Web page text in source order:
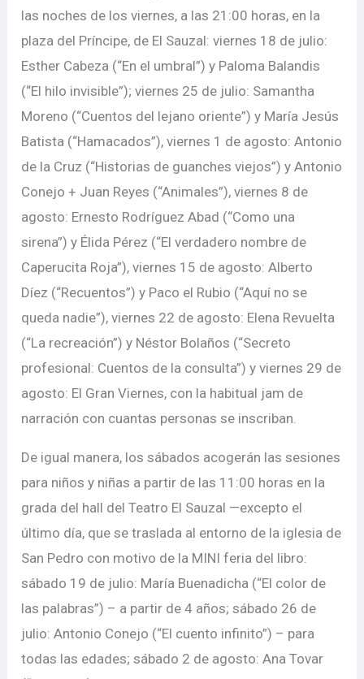
las noches de los viernes, a las 21:00 horas, en la
plaza del Príncipe, de El Sauzal: viernes 18 de julio:
Esther Cabeza (“En el umbral”) y Paloma Balandis
(“El hilo invisible”); viernes 25 de julio: Samantha
Moreno (“Cuentos del lejano oriente”) y María Jesús
Batista (“Hamacados”), viernes 1 de agosto: Antonio
de la Cruz (“Historias de guanches viejos”) y Antonio
Conejo + Juan Reyes (“Animales”), viernes 8 de
agosto: Ernesto Rodríguez Abad (“Como una
sirena”) y Élida Pérez (“El verdadero nombre de
Caperucita Roja”), viernes 15 de agosto: Alberto
Díez (“Recuentos”) y Paco el Rubio (“Aquí no se
queda nadie”), viernes 22 de agosto: Elena Revuelta
(“La recreación”) y Néstor Bolaños (“Secreto
profesional: Cuentos de la consulta”) y viernes 29 de
agosto: El Gran Viernes, con la habitual jam de
narración con cuantas personas se inscriban.
De igual manera, los sábados acogerán las sesiones
para niños y niñas a partir de las 11:00 horas en la
grada del hall del Teatro El Sauzal —excepto el
último día, que se traslada al entorno de la iglesia de
San Pedro con motivo de la MINI feria del libro:
sábado 19 de julio: María Buenadicha (“El color de
las palabras”) – a partir de 4 años; sábado 26 de
julio: Antonio Conejo (“El cuento infinito”) – para
todas las edades; sábado 2 de agosto: Ana Tovar